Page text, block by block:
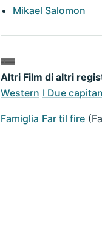
Mikael Salomon
Altri Film di altri
Western I Due
Famiglia Far til fire